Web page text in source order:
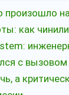
произошло
как
с вызовом
а